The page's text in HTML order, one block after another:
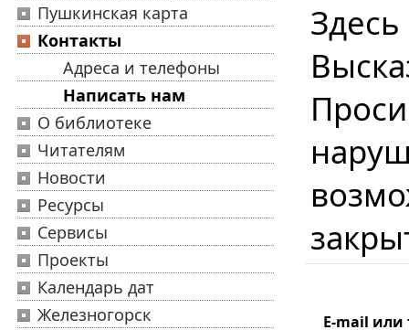
Пушкинская карта
Контакты
Адреса и телефоны
Написать нам
О библиотеке
Читателям
Новости
Ресурсы
Сервисы
Проекты
Календарь дат
Железногорск
E-mail или